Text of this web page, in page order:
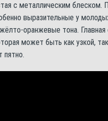
с металлическим блеском.
выразительные у
оранжевые тона. Главная
может быть как узкой,
пятно.